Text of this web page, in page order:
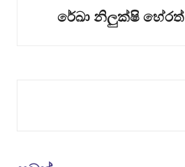
රේඛා නිලුක්ෂි හේරත්